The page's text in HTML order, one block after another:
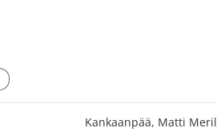
Kankaanpää, Matti